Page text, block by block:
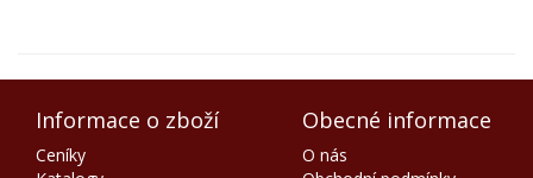
Informace o zboží
Ceníky
Obecné informace
O nás